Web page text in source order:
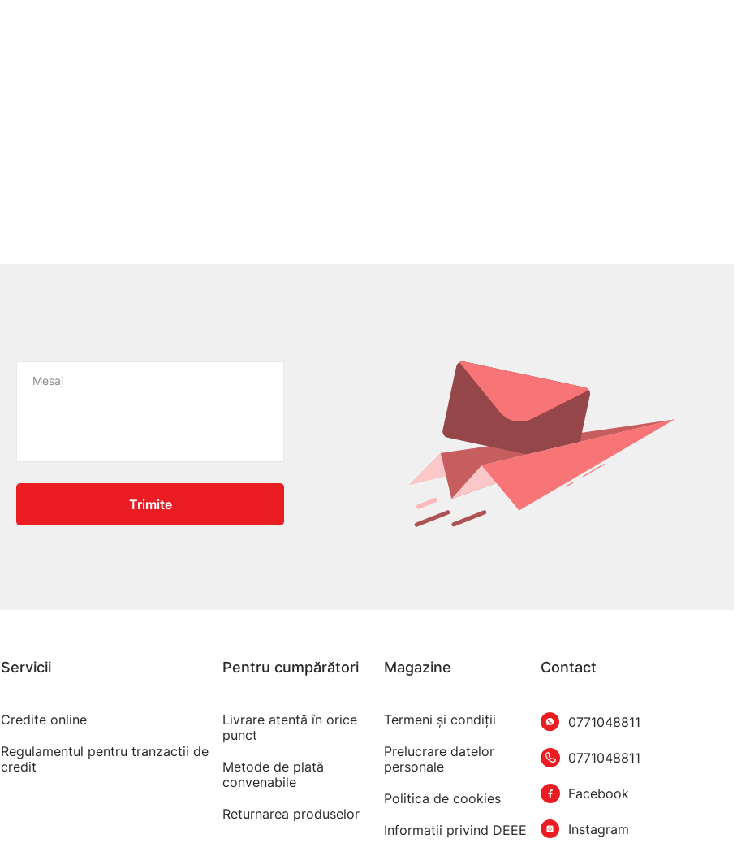
Trimite
Servicii
Credite online
Regulamentul pentru tranzactii de
credit
Pentru cumpărători
Livrare atentă în orice
punct
Metode de plată
convenabile
Returnarea produselor
Magazine
Termeni şi condiţii
Prelucrare datelor
personale
Politica de cookies
Informatii privind DEEE
Contact
0771048811
0771048811
Facebook
Instagram